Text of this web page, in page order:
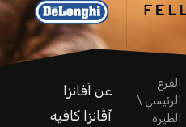
الفرع
الرئيسي \
الطيرة
عن اَفانزا
آڤانزا كافيه